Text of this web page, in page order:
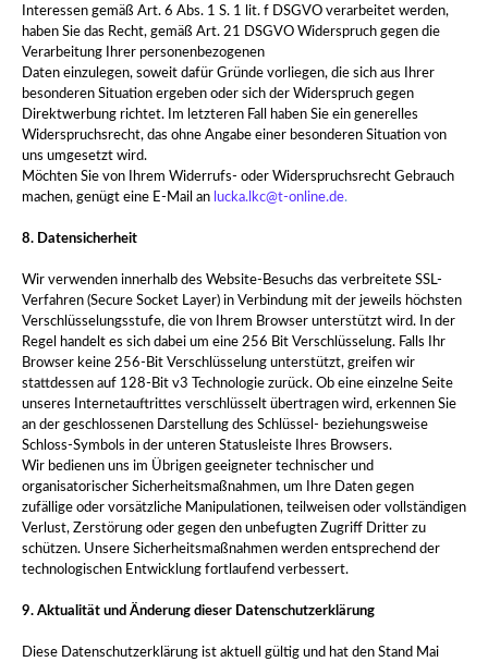
Interessen gemäß Art. 6 Abs. 1 S. 1 lit. f DSGVO verarbeitet werden,
haben Sie das Recht, gemäß Art. 21 DSGVO Widerspruch gegen die
Verarbeitung Ihrer personenbezogenen
Daten einzulegen, soweit dafür Gründe vorliegen, die sich aus Ihrer
besonderen Situation ergeben oder sich der Widerspruch gegen
Direktwerbung richtet. Im letzteren Fall haben Sie ein generelles
Widerspruchsrecht, das ohne Angabe einer besonderen Situation von
uns umgesetzt wird.
Möchten Sie von Ihrem Widerrufs- oder Widerspruchsrecht Gebrauch
machen, genügt eine E-Mail an lucka.lkc@t-online.de.
8. Datensicherheit
Wir verwenden innerhalb des Website-Besuchs das verbreitete SSL-
Verfahren (Secure Socket Layer) in Verbindung mit der jeweils höchsten
Verschlüsselungsstufe, die von Ihrem Browser unterstützt wird. In der
Regel handelt es sich dabei um eine 256 Bit Verschlüsselung. Falls Ihr
Browser keine 256-Bit Verschlüsselung unterstützt, greifen wir
stattdessen auf 128-Bit v3 Technologie zurück. Ob eine einzelne Seite
unseres Internetauftrittes verschlüsselt übertragen wird, erkennen Sie
an der geschlossenen Darstellung des Schlüssel- beziehungsweise
Schloss-Symbols in der unteren Statusleiste Ihres Browsers.
Wir bedienen uns im Übrigen geeigneter technischer und
organisatorischer Sicherheitsmaßnahmen, um Ihre Daten gegen
zufällige oder vorsätzliche Manipulationen, teilweisen oder vollständigen
Verlust, Zerstörung oder gegen den unbefugten Zugriff Dritter zu
schützen. Unsere Sicherheitsmaßnahmen werden entsprechend der
technologischen Entwicklung fortlaufend verbessert.
9. Aktualität und Änderung dieser Datenschutzerklärung
Diese Datenschutzerklärung ist aktuell gültig und hat den Stand Mai